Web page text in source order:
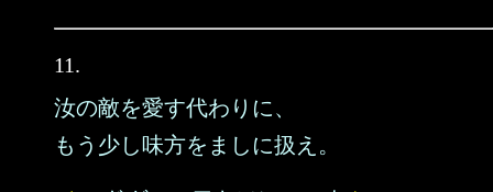
11.
汝の敵を愛す代わりに、
もう少し味方をましに扱え。